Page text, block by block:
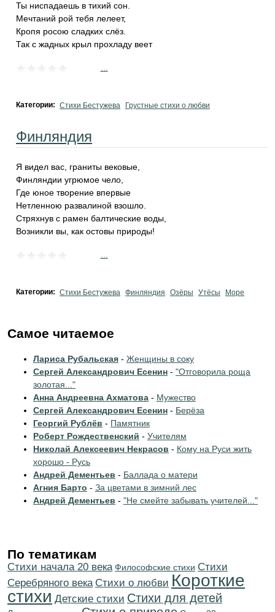
Ты ниспадаешь в тихий сон.
Мечтаний рой тебя лелеет,
Кропя росою сладких слёз.
Так с жадных крыл прохладу веет
Категории: Стихи Бестужева Грустные стихи о любви
Финляндия
Я видел вас, граниты вековые,
Финляндии угрюмое чело,
Где юное творение впервые
Нетленною развалиной взошло.
Стряхнув с рамен балтические воды,
Возникли вы, как остовы природы!
Категории: Стихи Бестужева Финляндия Озёры Утёсы Море
Самое читаемое
Лариса Рубальская - Женщины в соку
Сергей Александрович Есенин - "Отговорила роща
золотая..."
Анна Андреевна Ахматова - Мужество
Сергей Александрович Есенин - Берёза
Георгий Рублёв - Памятник
Роберт Рождественский - Учителям
Николай Алексеевич Некрасов - Кому на Руси жить
хорошо - Русь
Андрей Дементьев - Баллада о матери
Агния Барто - За цветами в зимний лес
Андрей Дементьев - "Не смейте забывать учителей..."
По тематикам
Cтихи начала 20 века Философские стихи Cтихи
Серебряного века Стихи о любви Короткие
стихи Детские стихи Стихи для детей